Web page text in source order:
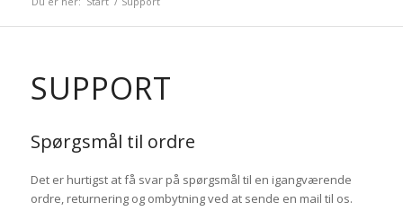
SUPPORT
Spørgsmål til ordre
Det er hurtigst at få svar på spørgsmål til en igangværende
ordre, returnering og ombytning ved at sende en mail til os.